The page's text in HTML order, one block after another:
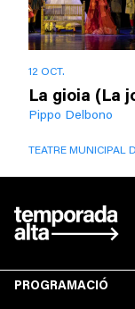
12 OCT.
La gioia (La
Pippo Delbono
TEATRE MUNICIPAL
PROGRAMACIÓ